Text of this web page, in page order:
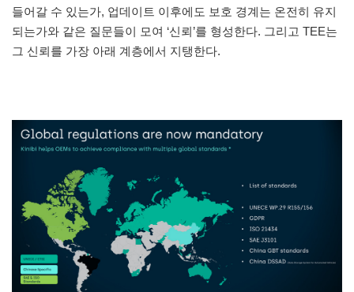
들어갈 수 있는가, 업데이트 이후에도 보호 경계는 온전히 유지
되는가와 같은 질문들이 모여 ‘신뢰’를 형성한다. 그리고 TEE는
그 신뢰를 가장 아래 계층에서 지탱한다.